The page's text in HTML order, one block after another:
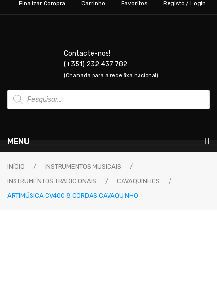
Finalizar Compra Carrinho Favoritos Registo / Login
Contacte-nos!
(+351) 232 437 782
(Chamada para a rede fixa nacional)
Products
search
MENU
Instrumentos Musicais
GUITARRAS & BAIXOS
INÍCIO / INSTRUMENTOS MUSICAIS
/
INSTRUMENTOS TRADICIONAIS
/ CAVAQUINHOS
/
ARTIMÚSICA CV40C 8 CORDAS CAVAQUINHO